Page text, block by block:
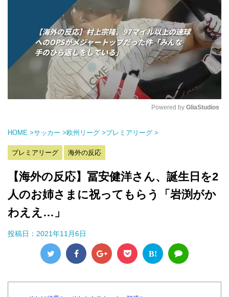
Powered by GliaStudios
HOME >サッカー >欧州リーグ >プレミアリーグ >
プレミアリーグ 海外の反応
【海外の反応】冨安健洋さん、誕生日を2
人のお姉さまに祝ってもらう「岩渕がか
わええ…」
投稿日： 2021年11月6日
B!